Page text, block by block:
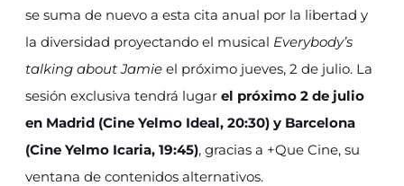
se suma de nuevo a esta cita anual por la libertad y
la diversidad proyectando el musical Everybody’s
talking about Jamie el próximo jueves, 2 de julio. La
sesión exclusiva tendrá lugar el próximo 2 de julio
en Madrid (Cine Yelmo Ideal, 20:30) y Barcelona
(Cine Yelmo Icaria, 19:45), gracias a +Que Cine, su
ventana de contenidos alternativos.